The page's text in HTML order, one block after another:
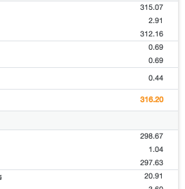
315.07
2.91
312.16
0.69
0.69
0.44
316.20
298.67
1.04
297.63
20.91